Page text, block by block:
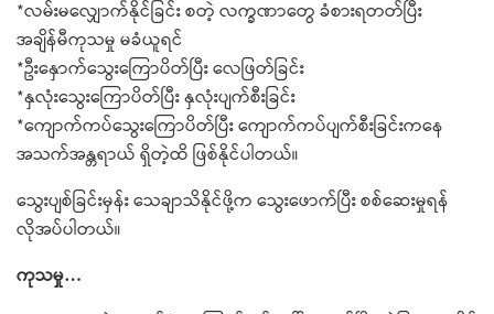
*လမ်းမလျှောက်နိုင်ခြင်း စတဲ့ လက္ခဏာတွေ ခံစားရတတ်ပြီး
အချိန်မီကုသမှု မခံယူရင်
*ဦးနှောက်သွေးကြောပိတ်ပြီး လေဖြတ်ခြင်း
*နှလုံးသွေးကြောပိတ်ပြီး နှလုံးပျက်စီးခြင်း
*ကျောက်ကပ်သွေးကြောပိတ်ပြီး ကျောက်ကပ်ပျက်စီးခြင်းကနေ
အသက်အန္တရာယ် ရှိတဲ့ထိ ဖြစ်နိုင်ပါတယ်။
သွေးပျစ်ခြင်းမှန်း သေချာသိနိုင်ဖို့က သွေးဖောက်ပြီး စစ်ဆေးမှုရန်
လိုအပ်ပါတယ်။
ကုသမှု…